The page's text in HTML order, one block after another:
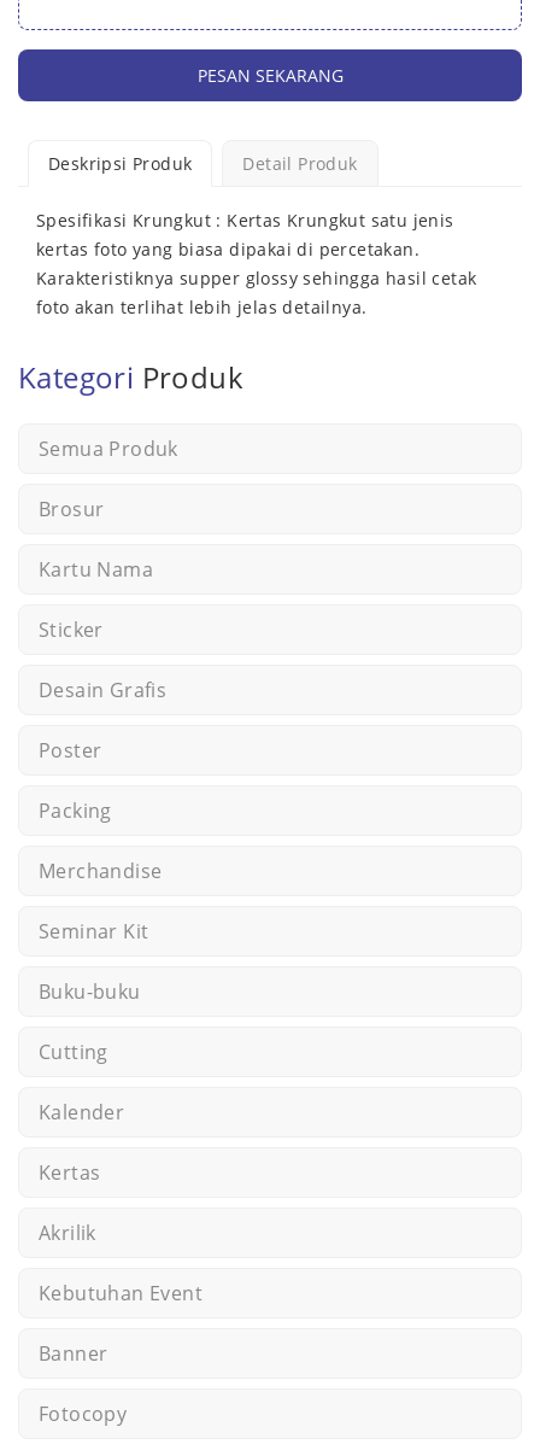
PESAN SEKARANG
Deskripsi Produk Detail Produk
Spesifikasi Krungkut : Kertas Krungkut satu jenis
kertas foto yang biasa dipakai di percetakan.
Karakteristiknya supper glossy sehingga hasil cetak
foto akan terlihat lebih jelas detailnya.
Kategori Produk
Semua Produk
Brosur
Kartu Nama
Sticker
Desain Grafis
Poster
Packing
Merchandise
Seminar Kit
Buku-buku
Cutting
Kalender
Kertas
Akrilik
Kebutuhan Event
Banner
Fotocopy